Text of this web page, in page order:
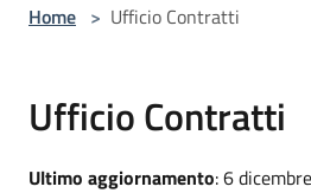
Home > Ufficio Contratti
Ufficio Contratti
Ultimo aggiornamento: 6